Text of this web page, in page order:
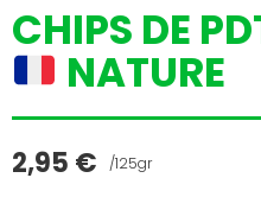
CHIPS DE
NATURE
2,95 € /125gr